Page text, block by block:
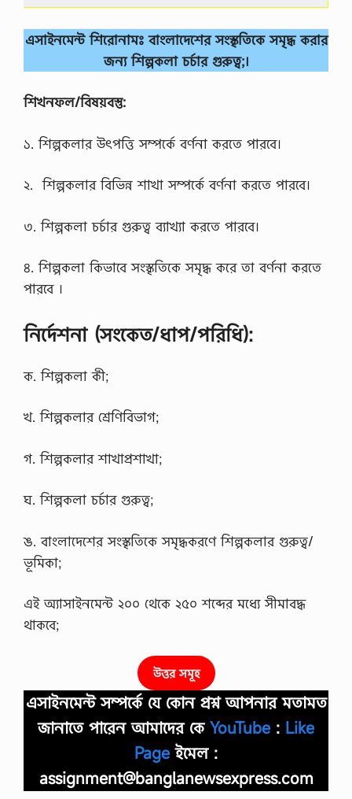
এসাইনমেন্ট শিরোনামঃ বাংলাদেশের সংস্কৃতিকে সমৃদ্ধ করার
জন্য শিল্পকলা চর্চার গুরুত্ব;।
শিখনফল/বিষয়বস্তু:
১. শিল্পকলার উৎপত্তি সম্পর্কে বর্ণনা করতে পারবে।
২. শিল্পকলার বিভিন্ন শাখা সম্পর্কে বর্ণনা করতে পারবে।
৩. শিল্পকলা চর্চার গুরুত্ব ব্যাখ্যা করতে পারবে।
৪. শিল্পকলা কিভাবে সংস্কৃতিকে সমৃদ্ধ করে তা বর্ণনা করতে
পারবে ।
নির্দেশনা (সংকেত/ধাপ/পরিধি):
ক. শিল্পকলা কী;
খ. শিল্পকলার শ্রেণিবিভাগ;
গ. শিল্পকলার শাখাপ্রশাখা;
ঘ. শিল্পকলা চর্চার গুরুত্ব;
ঙ. বাংলাদেশের সংস্কৃতিকে সমৃদ্ধকরণে শিল্পকলার গুরুত্ব/
ভূমিকা;
এই অ্যাসাইনমেন্ট ২০০ থেকে ২৫০ শব্দের মধ্যে সীমাবদ্ধ
থাকবে;
উত্তর সমূহ
এসাইনমেন্ট সম্পর্কে যে কোন প্রশ্ন আপনার মতামত
জানাতে পারেন আমাদের কে YouTube : Like
Page ইমেল :
assignment@banglanewsexpress.com